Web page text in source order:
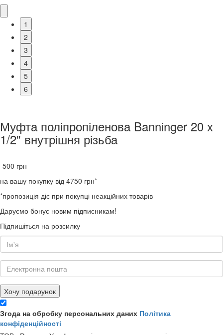
1
2
3
4
5
6
Муфта поліпропіленова Banninger 20 x
1/2" внутрішня різьба
-500 грн
на вашу покупку від 4750 грн*
*пропозиція діє при покупці неакційних товарів
Даруємо бонус новим підписникам!
Підпишіться на розсилку
Хочу подарунок
Згода на обробку персональних даних Політика
конфіденційності